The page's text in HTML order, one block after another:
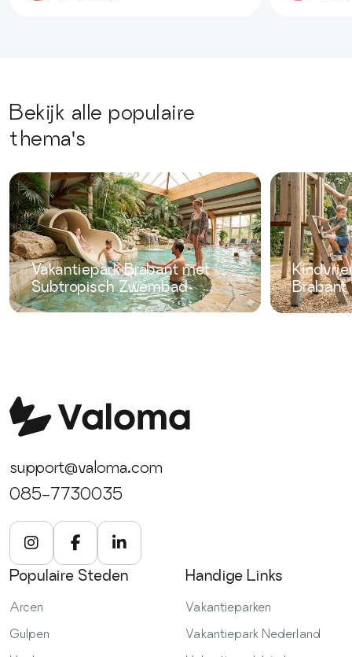
Bekijk alle populaire
thema's
Vakantiepark Brabant met
Subtropisch Zwembad
Brabant
support@valoma.com
085-7730035
Populaire Steden
Arcen
Gulpen
Handige Links
Vakantieparken
Vakantiepark Nederland